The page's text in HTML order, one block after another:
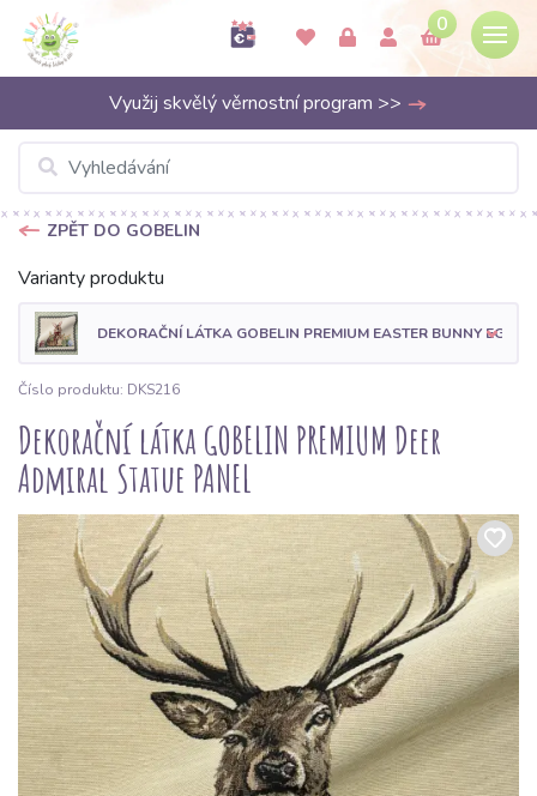
0
Využij skvělý věrnostní program >>
ZPĚT DO GOBELIN
Varianty produktu
DEKORAČNÍ LÁTKA GOBELIN PREMIUM EASTER BUNNY EGGS
Číslo produktu: DKS216
Dekorační látka GOBELIN PREMIUM Deer
Admiral Statue PANEL